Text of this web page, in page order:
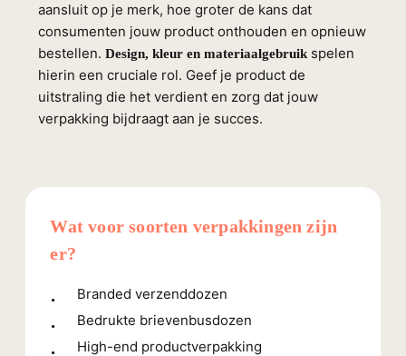
aansluit op je merk, hoe groter de kans dat
consumenten jouw product onthouden en opnieuw
bestellen. Design, kleur en materiaalgebruikspelen
hierin een cruciale rol. Geef je product de
uitstraling die het verdient en zorg dat jouw
verpakking bijdraagt aan je succes.
Wat voor soorten verpakkingen zijn
er?
Branded verzenddozen
Bedrukte brievenbusdozen
High-end productverpakking